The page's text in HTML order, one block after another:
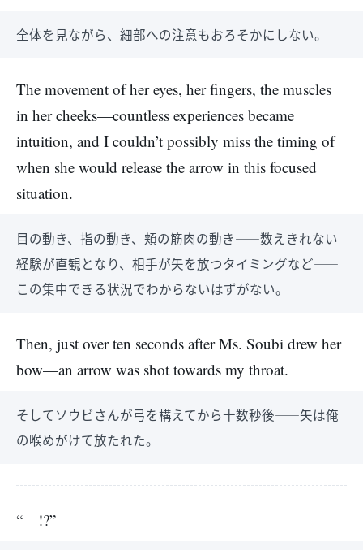
全体を見ながら、細部への注意もおろそかにしない。
The movement of her eyes, her fingers, the muscles
in her cheeks—countless experiences became
intuition, and I couldn’t possibly miss the timing of
when she would release the arrow in this focused
situation.
目の動き、指の動き、頬の筋肉の動き――数えきれない
経験が直観となり、相手が矢を放つタイミングなど――
この集中できる状況でわからないはずがない。
Then, just over ten seconds after Ms. Soubi drew her
bow—an arrow was shot towards my throat.
そしてソウビさんが弓を構えてから十数秒後――矢は俺
の喉めがけて放たれた。
“—!?”